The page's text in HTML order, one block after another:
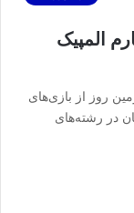
المپیک
روز از بازی‌های
در رشته‌های